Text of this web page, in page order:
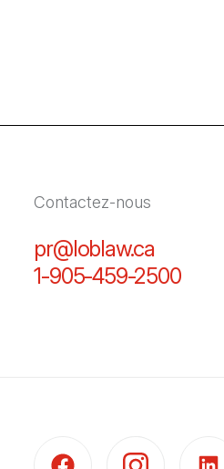
Contactez-nous
pr@loblaw.ca
1-905-459-2500(Il